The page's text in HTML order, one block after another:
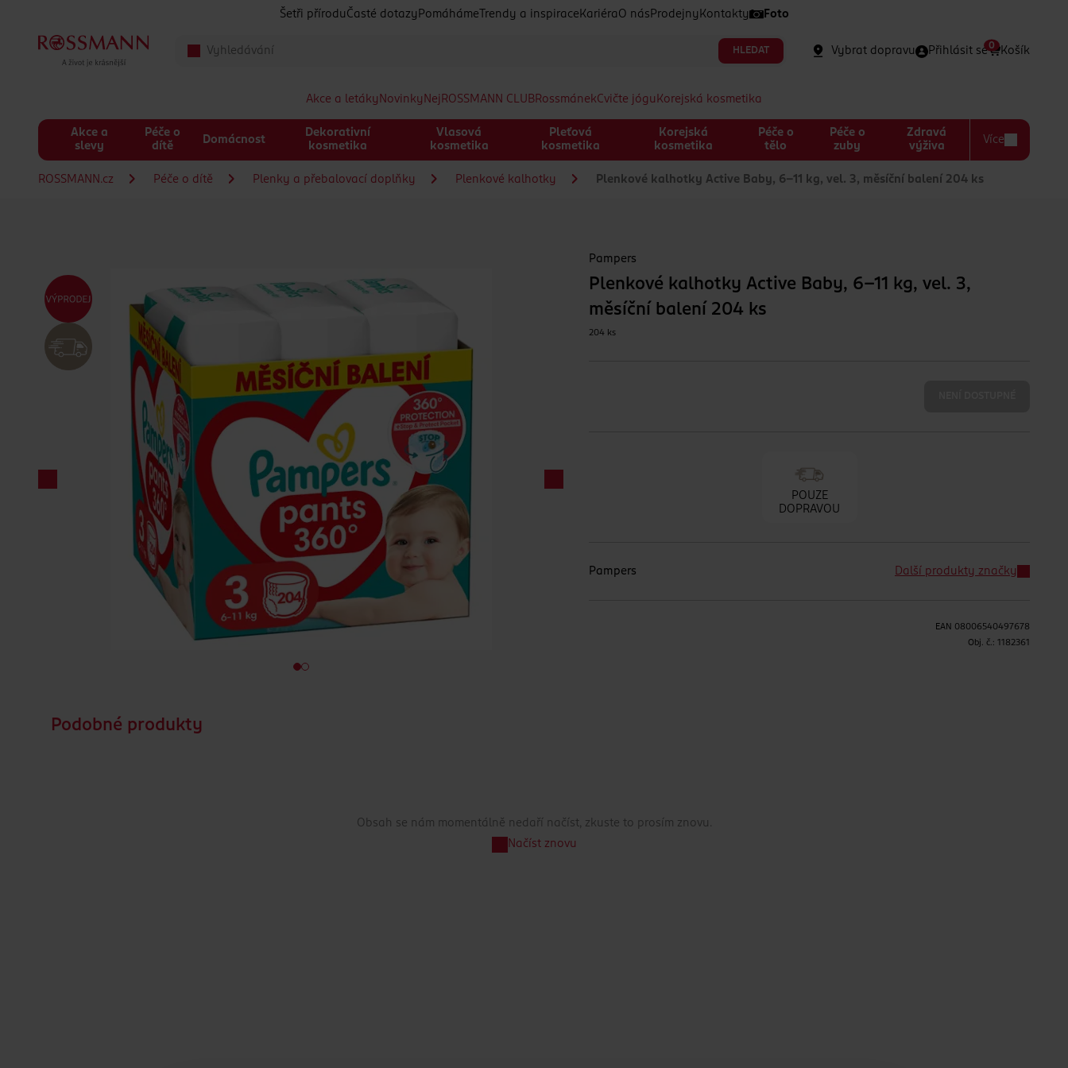
Šetři přírodu Časté dotazy Pomáháme Trendy a inspirace Kariéra O nás Prodejny Kontakty Foto
HLEDAT Vybrat dopravu Přihlásit se Košík
0
Akce a letáky Novinky Nej ROSSMANN CLUBRossmánekCvičte jógu Korejská kosmetika
Akce a
slevy
Péče o
dítě
Domácnost
Dekorativní
kosmetika
Vlasová
kosmetika
Pleťová
kosmetika
Korejská
kosmetika
Péče o
tělo
Péče o
zuby
Zdravá
výživa
Více
ROSSMANN.cz Péče o dítě Plenky a přebalovací doplňky Plenkové kalhotky Plenkové kalhotky Active Baby, 6–11 kg, vel. 3, měsíční balení 204 ks
Pampers
Plenkové kalhotky Active Baby, 6–11 kg, vel. 3,
měsíční balení 204 ks
204 ks
POUZE
DOPRAVOU
Pampers Další produkty značky
EAN 08006540497678
Obj. č.: 1182361
Podobné produkty
Obsah se nám momentálně nedaří načíst, zkuste to prosím znovu.
Načíst znovu